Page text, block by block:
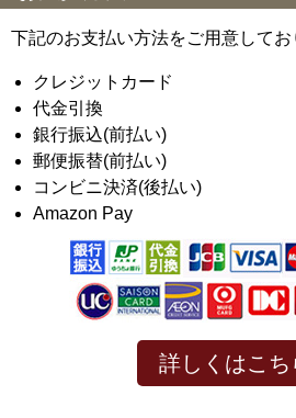
下記のお支払い方法をご用意してお
クレジットカード
代金引換
銀行振込(前払い)
郵便振替(前払い)
コンビニ決済(後払い)
Amazon Pay
詳しくはこち